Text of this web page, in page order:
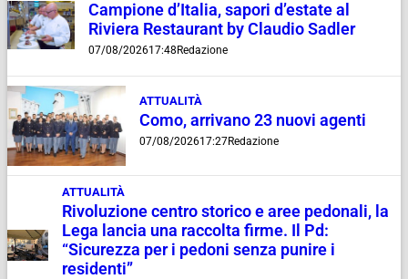
Campione d’Italia, sapori d’estate al
Riviera Restaurant by Claudio Sadler
07/08/202617:48 Redazione
ATTUALITÀ
Como, arrivano 23 nuovi agenti
07/08/202617:27Redazione
ATTUALITÀ
Rivoluzione centro storico e aree pedonali, la
Lega lancia una raccolta firme. Il Pd:
“Sicurezza per i pedoni senza punire i
residenti”